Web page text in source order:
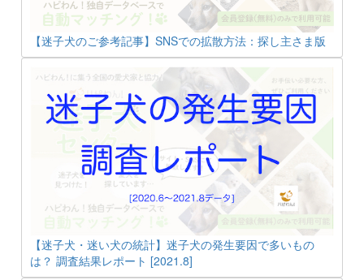
【迷子犬のご参考記事】SNSでの拡散方法：探し主さま版
【迷子犬・迷い犬の統計】迷子犬の発生要因で多いもの
は？ 調査結果レポート [2021.8]